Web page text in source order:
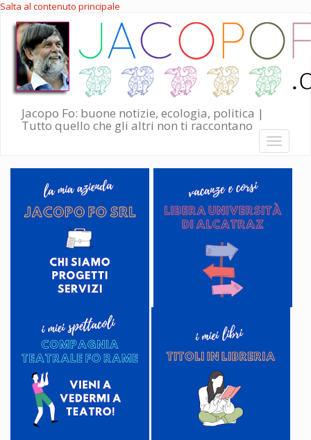
Salta al contenuto principale
Jacopo Fo: buone notizie, ecologia, politica |
Tutto quello che gli altri non ti raccontano
Toggle